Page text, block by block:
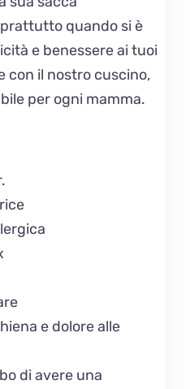
quando si è
e benessere ai tuoi
con il nostro cuscino,
per ogni mamma.
e dolore alle
di avere una